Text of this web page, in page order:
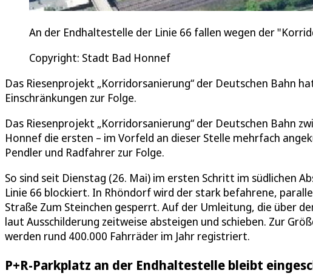
An der Endhaltestelle der Linie 66 fallen wegen der
Copyright: Stadt Bad Honnef
Das Riesenprojekt „Korridorsanierung“ der Deutschen Bahn
Einschränkungen zur Folge.
Das Riesenprojekt „Korridorsanierung“ der Deutschen Bahn
Honnef die ersten – im Vorfeld an dieser Stelle mehrfach
Pendler und Radfahrer zur Folge.
So sind seit Dienstag (26. Mai) im ersten Schritt im südlichen
Linie 66 blockiert. In Rhöndorf wird der stark befahrene,
Straße Zum Steinchen gesperrt. Auf der Umleitung, die über
laut Ausschilderung zeitweise absteigen und schieben. Zur
werden rund 400.000 Fahrräder im Jahr registriert.
P+R-Parkplatz an der Endhaltestelle bleibt